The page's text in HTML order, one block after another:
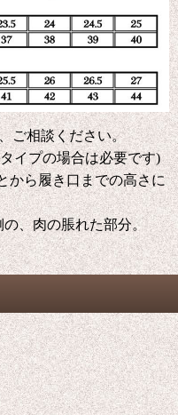
ご相談ください。
イプの場合は必要です)
から履き口までの高さに
、肉の脹れた部分。